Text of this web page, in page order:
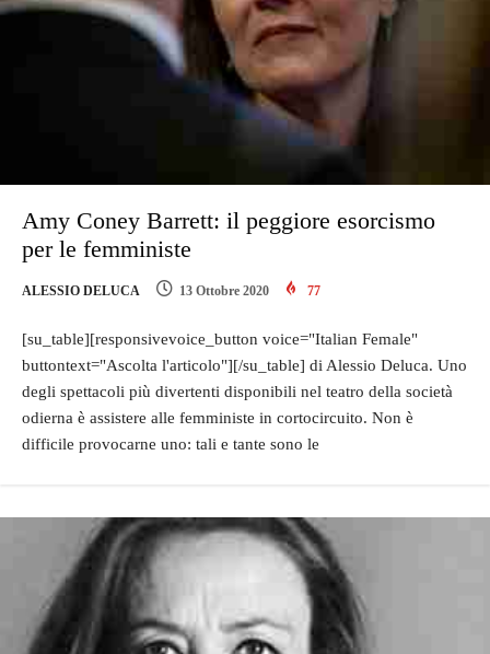
Amy Coney Barrett: il peggiore esorcismo
per le femministe
ALESSIO DELUCA 13 Ottobre 2020 77
[su_table][responsivevoice_button voice="Italian Female"
buttontext="Ascolta l'articolo"][/su_table] di Alessio Deluca. Uno
degli spettacoli più divertenti disponibili nel teatro della società
odierna è assistere alle femministe in cortocircuito. Non è
difficile provocarne uno: tali e tante sono le